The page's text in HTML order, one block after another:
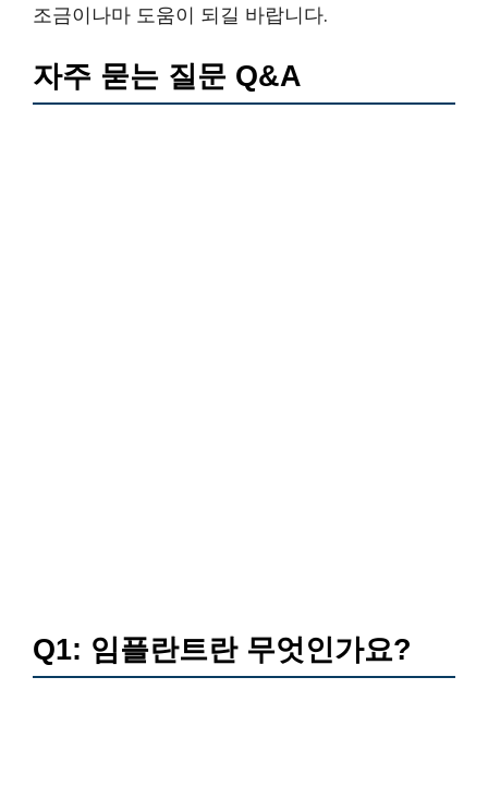
조금이나마 도움이 되길 바랍니다.
자주 묻는 질문 Q&A
Q1: 임플란트란 무엇인가요?